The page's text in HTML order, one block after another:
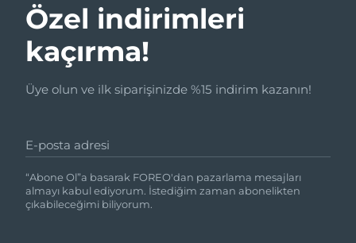
Özel indirimleri
kaçırma!
Üye olun ve ilk siparişinizde %15 indirim kazanın!
E-posta adresi
“Abone Ol”a basarak FOREO'dan pazarlama mesajları
almayı kabul ediyorum. İstediğim zaman abonelikten
çıkabileceğimi biliyorum.